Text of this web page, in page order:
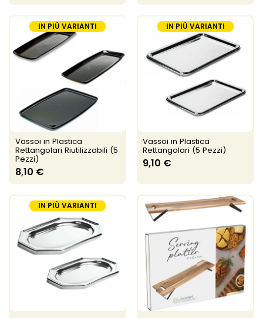
IN PIÙ VARIANTI
Vassoi in Plastica
Rettangolari Riutilizzabili (5
Pezzi)
8,10 €
IN PIÙ VARIANTI
Vassoi in Plastica
Rettangolari (5 Pezzi)
9,10 €
IN PIÙ VARIANTI